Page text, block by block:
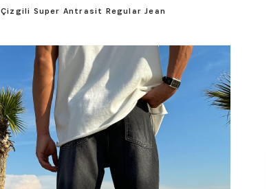
Çizgili Super Antrasit Regular Jean